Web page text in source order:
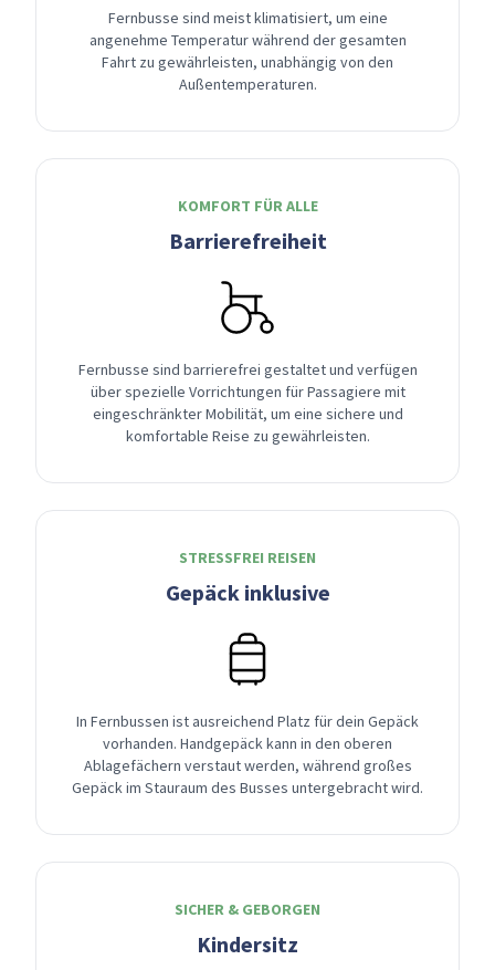
Fernbusse sind meist klimatisiert, um eine
angenehme Temperatur während der gesamten
Fahrt zu gewährleisten, unabhängig von den
Außentemperaturen.
KOMFORT FÜR ALLE
Barrierefreiheit
Fernbusse sind barrierefrei gestaltet und verfügen
über spezielle Vorrichtungen für Passagiere mit
eingeschränkter Mobilität, um eine sichere und
komfortable Reise zu gewährleisten.
STRESSFREI REISEN
Gepäck inklusive
In Fernbussen ist ausreichend Platz für dein Gepäck
vorhanden. Handgepäck kann in den oberen
Ablagefächern verstaut werden, während großes
Gepäck im Stauraum des Busses untergebracht wird.
SICHER & GEBORGEN
Kindersitz